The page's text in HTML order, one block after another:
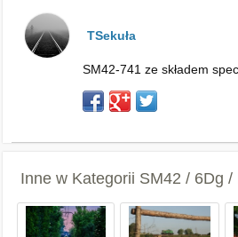
TSekuła
SM42-741 ze składem
Inne w Kategorii SM42 / 6Dg